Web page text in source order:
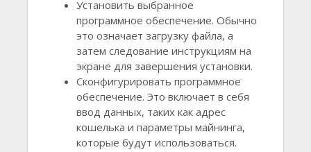
Установить выбранное
программное обеспечение. Обычно
это означает загрузку файла, а
затем следование инструкциям на
экране для завершения установки.
Сконфигурировать программное
обеспечение. Это включает в себя
ввод данных, таких как адрес
кошелька и параметры майнинга,
которые будут использоваться.